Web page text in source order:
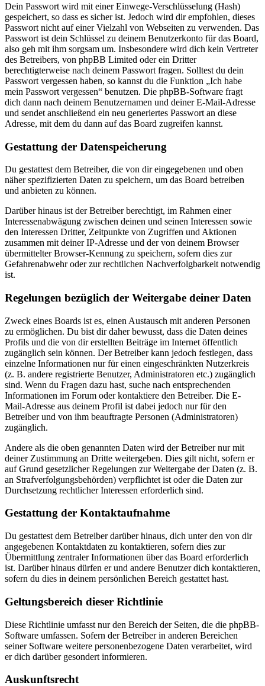
Dein Passwort wird mit einer Einwege-Verschlüsselung (Hash)
gespeichert, so dass es sicher ist. Jedoch wird dir empfohlen, dieses
Passwort nicht auf einer Vielzahl von Webseiten zu verwenden. Das
Passwort ist dein Schlüssel zu deinem Benutzerkonto für das Board,
also geh mit ihm sorgsam um. Insbesondere wird dich kein Vertreter
des Betreibers, von phpBB Limited oder ein Dritter
berechtigterweise nach deinem Passwort fragen. Solltest du dein
Passwort vergessen haben, so kannst du die Funktion „Ich habe
mein Passwort vergessen“ benutzen. Die phpBB-Software fragt
dich dann nach deinem Benutzernamen und deiner E-Mail-Adresse
und sendet anschließend ein neu generiertes Passwort an diese
Adresse, mit dem du dann auf das Board zugreifen kannst.
Gestattung der Datenspeicherung
Du gestattest dem Betreiber, die von dir eingegebenen und oben
näher spezifizierten Daten zu speichern, um das Board betreiben
und anbieten zu können.
Darüber hinaus ist der Betreiber berechtigt, im Rahmen einer
Interessenabwägung zwischen deinen und seinen Interessen sowie
den Interessen Dritter, Zeitpunkte von Zugriffen und Aktionen
zusammen mit deiner IP-Adresse und der von deinem Browser
übermittelter Browser-Kennung zu speichern, sofern dies zur
Gefahrenabwehr oder zur rechtlichen Nachverfolgbarkeit notwendig
ist.
Regelungen bezüglich der Weitergabe deiner Daten
Zweck eines Boards ist es, einen Austausch mit anderen Personen
zu ermöglichen. Du bist dir daher bewusst, dass die Daten deines
Profils und die von dir erstellten Beiträge im Internet öffentlich
zugänglich sein können. Der Betreiber kann jedoch festlegen, dass
einzelne Informationen nur für einen eingeschränkten Nutzerkreis
(z. B. andere registrierte Benutzer, Administratoren etc.) zugänglich
sind. Wenn du Fragen dazu hast, suche nach entsprechenden
Informationen im Forum oder kontaktiere den Betreiber. Die E-
Mail-Adresse aus deinem Profil ist dabei jedoch nur für den
Betreiber und von ihm beauftragte Personen (Administratoren)
zugänglich.
Andere als die oben genannten Daten wird der Betreiber nur mit
deiner Zustimmung an Dritte weitergeben. Dies gilt nicht, sofern er
auf Grund gesetzlicher Regelungen zur Weitergabe der Daten (z. B.
an Strafverfolgungsbehörden) verpflichtet ist oder die Daten zur
Durchsetzung rechtlicher Interessen erforderlich sind.
Gestattung der Kontaktaufnahme
Du gestattest dem Betreiber darüber hinaus, dich unter den von dir
angegebenen Kontaktdaten zu kontaktieren, sofern dies zur
Übermittlung zentraler Informationen über das Board erforderlich
ist. Darüber hinaus dürfen er und andere Benutzer dich kontaktieren,
sofern du dies in deinem persönlichen Bereich gestattet hast.
Geltungsbereich dieser Richtlinie
Diese Richtlinie umfasst nur den Bereich der Seiten, die die phpBB-
Software umfassen. Sofern der Betreiber in anderen Bereichen
seiner Software weitere personenbezogene Daten verarbeitet, wird
er dich darüber gesondert informieren.
Auskunftsrecht